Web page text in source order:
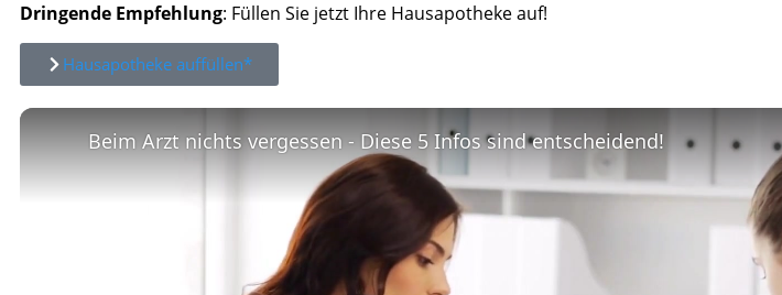
Dringende Empfehlung: Füllen Sie jetzt Ihre Hausapotheke auf!
Hausapotheke auffüllen*
Beim Arzt nichts vergessen - Diese 5 Infos sind entscheidend!